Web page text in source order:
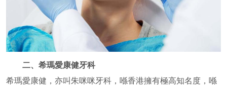
二、希瑪愛康健牙科
希瑪愛康健，亦叫朱咪咪牙科，喺香港擁有極高知名度，喺